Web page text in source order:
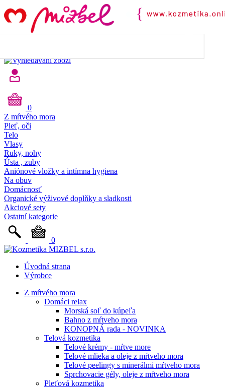
0
Z mŕtvého mora
Pleť, oči
Telo
Vlasy
Ruky, nohy
Ústa , zuby
Aniónové vložky a intímna hygiena
Na obuv
Domácnosť
Organické výživové doplňky a sladkosti
Akciové sety
Ostatní kategorie
0
Úvodná strana
Výrobce
Z mŕtvého mora
Domáci relax
Morská soľ do kúpeľa
Bahno z mŕtveho mora
KONOPNÁ rada - NOVINKA
Telová kozmetika
Telové krémy - mŕtve more
Telové mlieka a oleje z mŕtveho mora
Telové peelingy s minerálmi mŕtveho mora
Sprchovacie gély, oleje z mŕtveho mora
Pleťová kozmetika